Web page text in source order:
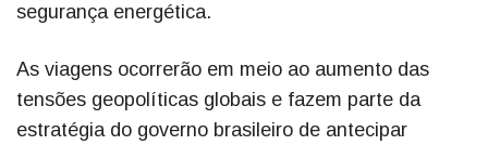
segurança energética.
As viagens ocorrerão em meio ao aumento das
tensões geopolíticas globais e fazem parte da
estratégia do governo brasileiro de antecipar